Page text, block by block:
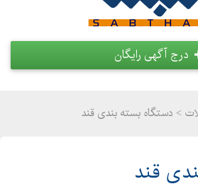
درج آگهی رایگان
> دستگاه بسته بندی قند
قند